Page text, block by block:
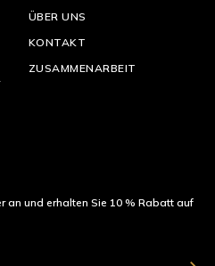
ÜBER UNS
KONTAKT
ZUSAMMENARBEIT
an und erhalten Sie 10 % Rabatt auf